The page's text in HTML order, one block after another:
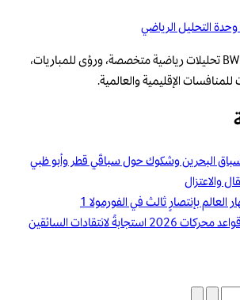
يقدّم فريق تحرير BW Arabia تحليلات رياضية متخصصة، ورؤى للمباريات،
للمنافسات الإقليمية والعالمية.
البحرين وشكوك حول سباقَي قطر وأبو ظبي
والاعتزال
العالم بإنتصارٍ ثالث في الفورمولا 1